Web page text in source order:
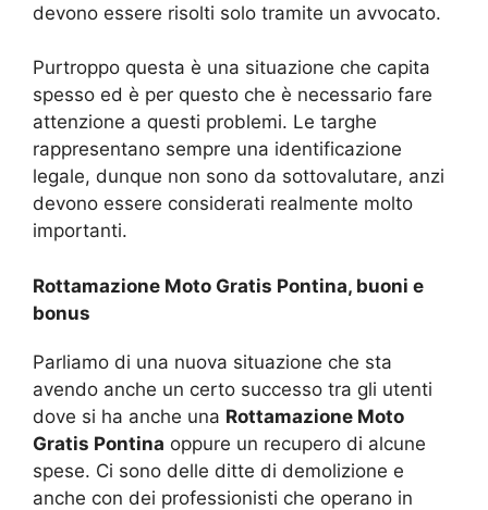
devono essere risolti solo tramite un avvocato.
Purtroppo questa è una situazione che capita
spesso ed è per questo che è necessario fare
attenzione a questi problemi. Le targhe
rappresentano sempre una identificazione
legale, dunque non sono da sottovalutare, anzi
devono essere considerati realmente molto
importanti.
Rottamazione Moto Gratis Pontina, buoni e
bonus
Parliamo di una nuova situazione che sta
avendo anche un certo successo tra gli utenti
dove si ha anche una Rottamazione Moto
Gratis Pontina oppure un recupero di alcune
spese. Ci sono delle ditte di demolizione e
anche con dei professionisti che operano in